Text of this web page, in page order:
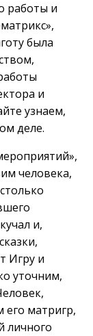
работы и
была
и
узнаем,
деле.
человека,
и,
Игру и
уточним,
матригр,
личного